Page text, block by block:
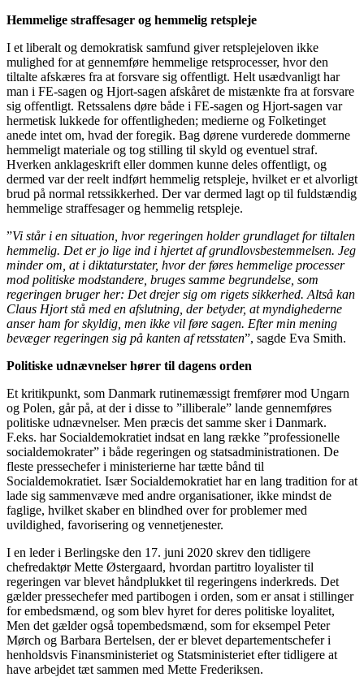
Hemmelige straffesager og hemmelig retspleje
I et liberalt og demokratisk samfund giver retsplejeloven ikke
mulighed for at gennemføre hemmelige retsprocesser, hvor den
tiltalte afskæres fra at forsvare sig offentligt. Helt usædvanligt har
man i FE-sagen og Hjort-sagen afskåret de mistænkte fra at forsvare
sig offentligt. Retssalens døre både i FE-sagen og Hjort-sagen var
hermetisk lukkede for offentligheden; medierne og Folketinget
anede intet om, hvad der foregik. Bag dørene vurderede dommerne
hemmeligt materiale og tog stilling til skyld og eventuel straf.
Hverken anklageskrift eller dommen kunne deles offentligt, og
dermed var der reelt indført hemmelig retspleje, hvilket er et alvorligt
brud på normal retssikkerhed. Der var dermed lagt op til fuldstændig
hemmelige straffesager og hemmelig retspleje.
”Vi står i en situation, hvor regeringen holder grundlaget for tiltalen
hemmelig. Det er jo lige ind i hjertet af grundlovsbestemmelsen. Jeg
minder om, at i diktaturstater, hvor der føres hemmelige processer
mod politiske modstandere, bruges samme begrundelse, som
regeringen bruger her: Det drejer sig om rigets sikkerhed. Altså kan
Claus Hjort stå med en afslutning, der betyder, at myndighederne
anser ham for skyldig, men ikke vil føre sagen. Efter min mening
bevæger regeringen sig på kanten af retsstaten”, sagde Eva Smith.
Politiske udnævnelser hører til dagens orden
Et kritikpunkt, som Danmark rutinemæssigt fremfører mod Ungarn
og Polen, går på, at der i disse to ”illiberale” lande gennemføres
politiske udnævnelser. Men præcis det samme sker i Danmark.
F.eks. har Socialdemokratiet indsat en lang række ”professionelle
socialdemokrater” i både regeringen og statsadministrationen. De
fleste pressechefer i ministerierne har tætte bånd til
Socialdemokratiet. Især Socialdemokratiet har en lang tradition for at
lade sig sammenvæve med andre organisationer, ikke mindst de
faglige, hvilket skaber en blindhed over for problemer med
uvildighed, favorisering og vennetjenester.
I en leder i Berlingske den 17. juni 2020 skrev den tidligere
chefredaktør Mette Østergaard, hvordan partitro loyalister til
regeringen var blevet håndplukket til regeringens inderkreds. Det
gælder pressechefer med partibogen i orden, som er ansat i stillinger
for embedsmænd, og som blev hyret for deres politiske loyalitet,
Men det gælder også topembedsmænd, som for eksempel Peter
Mørch og Barbara Bertelsen, der er blevet departementschefer i
henholdsvis Finansministeriet og Statsministeriet efter tidligere at
have arbejdet tæt sammen med Mette Frederiksen.